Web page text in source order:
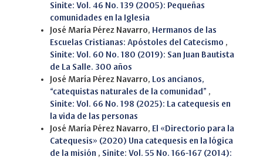
Sinite: Vol. 46 No. 139 (2005): Pequeñas
comunidades en la Iglesia
José María Pérez Navarro, Hermanos de las
Escuelas Cristianas: Apóstoles del Catecismo ,
Sinite: Vol. 60 No. 180 (2019): San Juan Bautista
de La Salle. 300 años
José María Pérez Navarro,
Los ancianos,
“catequistas naturales de la comunidad” ,
Sinite: Vol. 66 No. 198 (2025): La catequesis en
la vida de las personas
José María Pérez Navarro, El «Directorio para la
Catequesis» (2020) Una catequesis en la lógica
de la misión , Sinite: Vol. 55 No. 166-167 (2014):